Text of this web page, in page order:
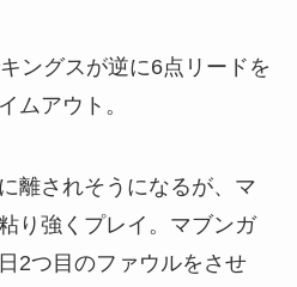
ングスが逆に6点リードを
ムアウト。
離されそうになるが、マ
り強くプレイ。マブンガ
2つ目のファウルをさせ